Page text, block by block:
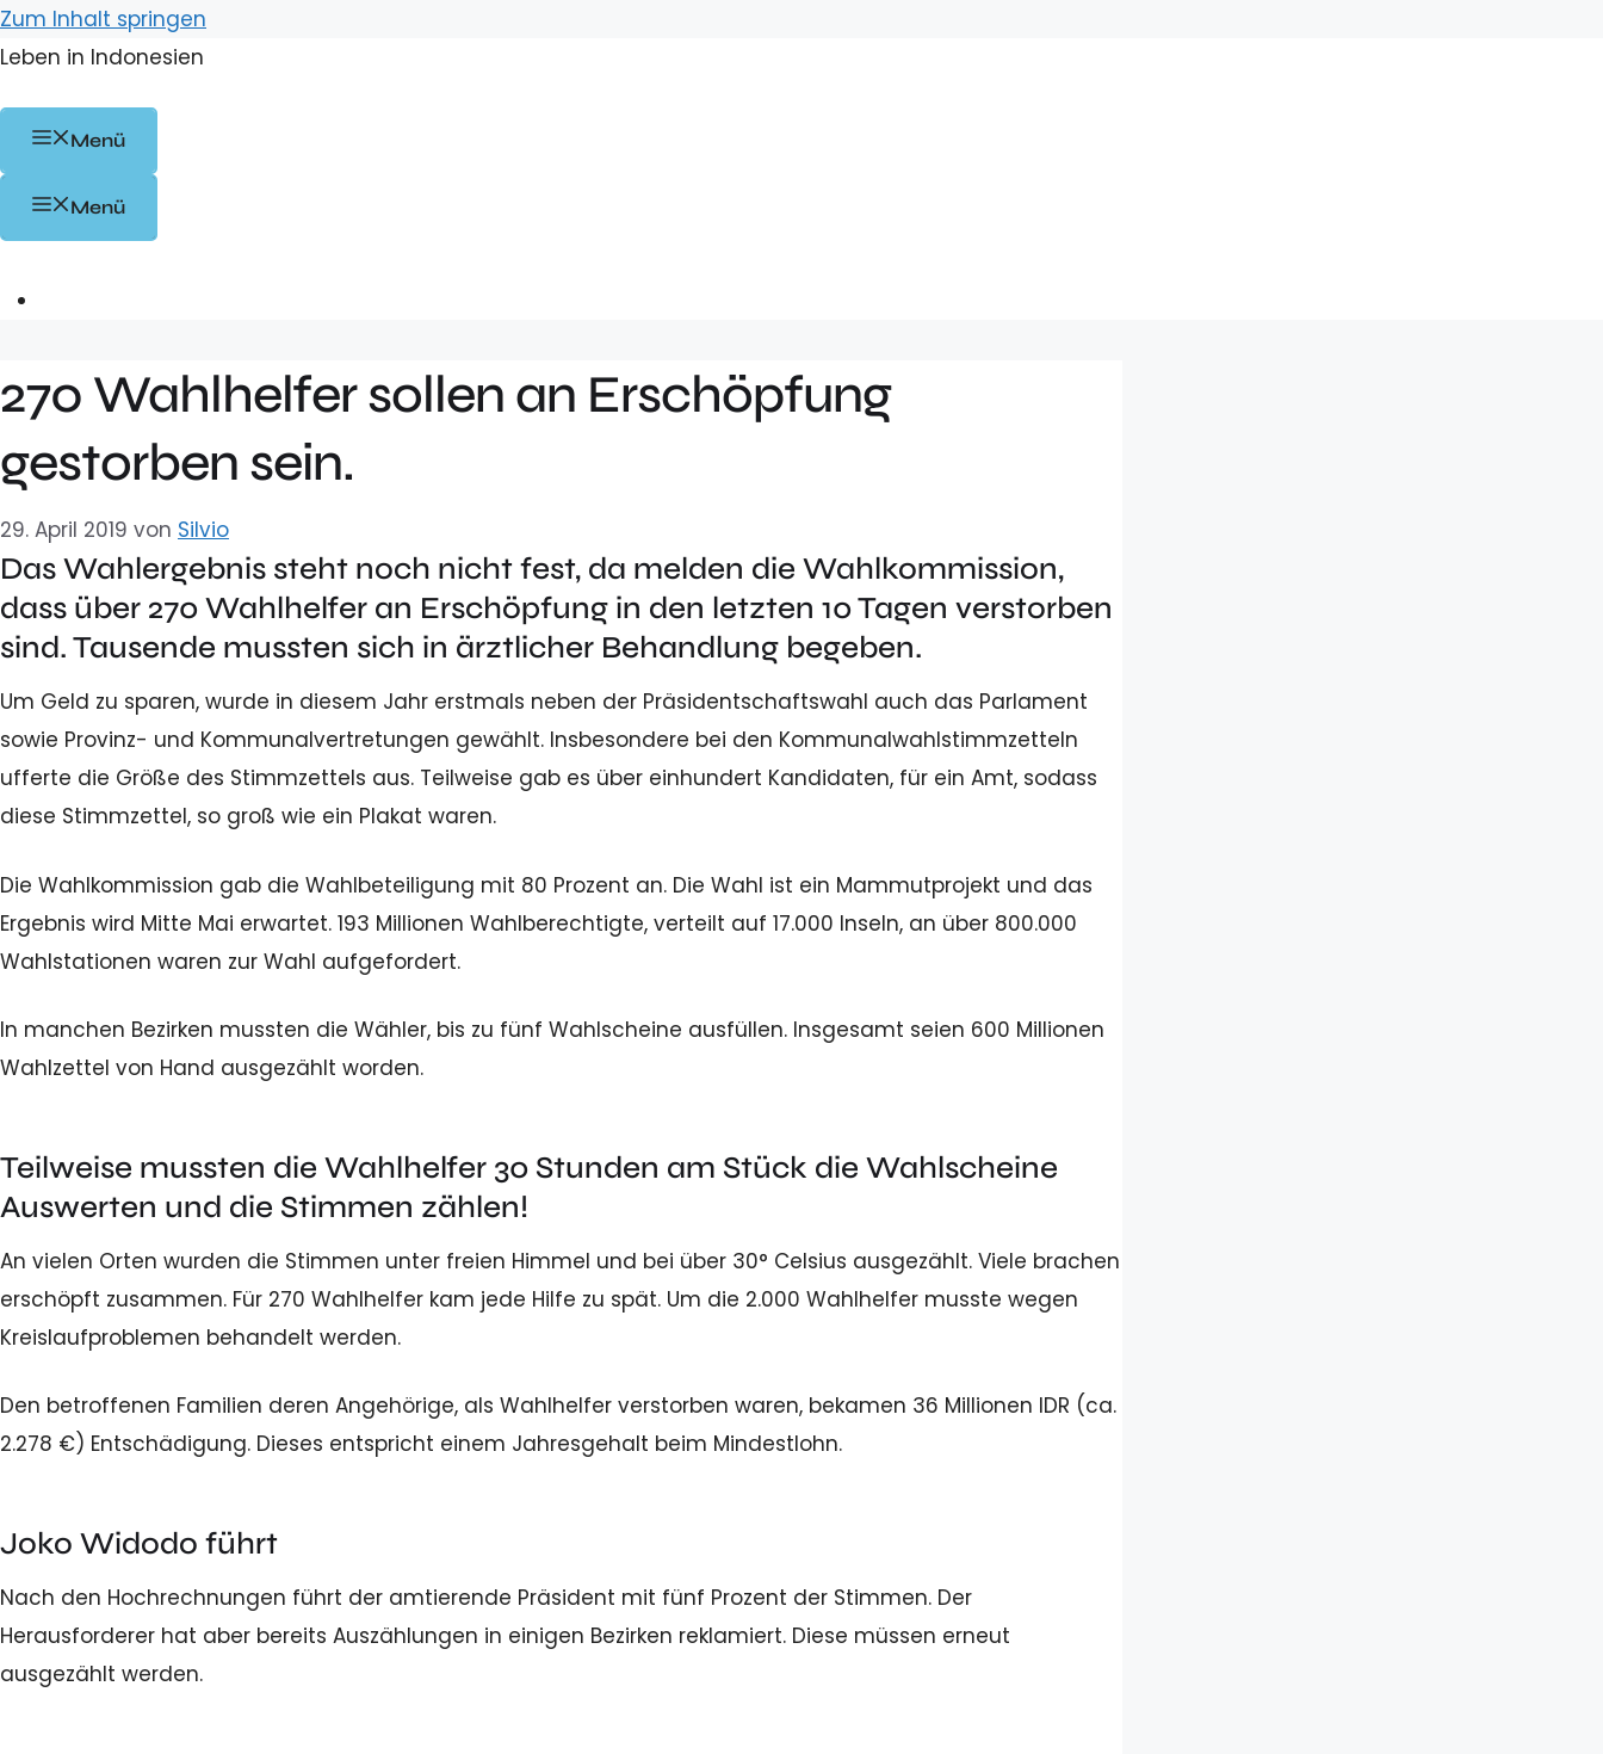
Zum Inhalt springen
Leben in Indonesien
Menü
Menü
270 Wahlhelfer sollen an Erschöpfung
gestorben sein.
29. April 2019 von Silvio
Das Wahlergebnis steht noch nicht fest, da melden die Wahlkommission,
dass über 270 Wahlhelfer an Erschöpfung in den letzten 10 Tagen verstorben
sind. Tausende mussten sich in ärztlicher Behandlung begeben.
Um Geld zu sparen, wurde in diesem Jahr erstmals neben der Präsidentschaftswahl auch das Parlament
sowie Provinz- und Kommunalvertretungen gewählt. Insbesondere bei den Kommunalwahlstimmzetteln
ufferte die Größe des Stimmzettels aus. Teilweise gab es über einhundert Kandidaten, für ein Amt, sodass
diese Stimmzettel, so groß wie ein Plakat waren.
Die Wahlkommission gab die Wahlbeteiligung mit 80 Prozent an. Die Wahl ist ein Mammutprojekt und das
Ergebnis wird Mitte Mai erwartet. 193 Millionen Wahlberechtigte, verteilt auf 17.000 Inseln, an über 800.000
Wahlstationen waren zur Wahl aufgefordert.
In manchen Bezirken mussten die Wähler, bis zu fünf Wahlscheine ausfüllen. Insgesamt seien 600 Millionen
Wahlzettel von Hand ausgezählt worden.
Teilweise mussten die Wahlhelfer 30 Stunden am Stück die Wahlscheine
Auswerten und die Stimmen zählen!
An vielen Orten wurden die Stimmen unter freien Himmel und bei über 30° Celsius ausgezählt. Viele brachen
erschöpft zusammen. Für 270 Wahlhelfer kam jede Hilfe zu spät. Um die 2.000 Wahlhelfer musste wegen
Kreislaufproblemen behandelt werden.
Den betroffenen Familien deren Angehörige, als Wahlhelfer verstorben waren, bekamen 36 Millionen IDR (ca.
2.278 €) Entschädigung. Dieses entspricht einem Jahresgehalt beim Mindestlohn.
Joko Widodo führt
Nach den Hochrechnungen führt der amtierende Präsident mit fünf Prozent der Stimmen. Der
Herausforderer hat aber bereits Auszählungen in einigen Bezirken reklamiert. Diese müssen erneut
ausgezählt werden.